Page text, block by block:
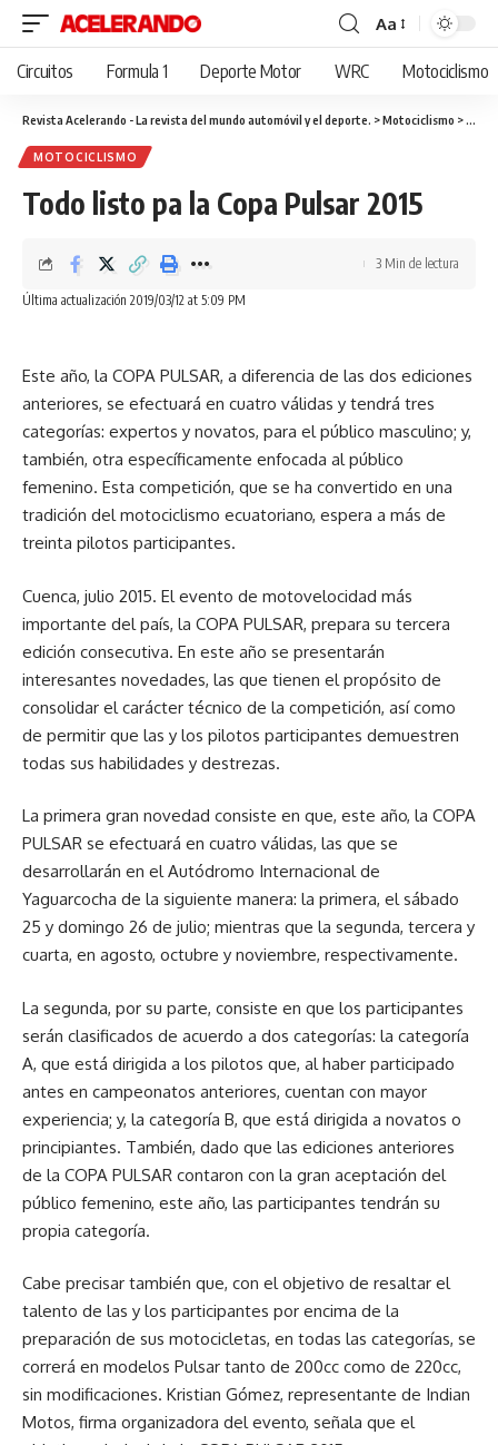
Cambiar
tamaño
fuente
Aa
Circuitos Formula 1 Deporte Motor WRC Motociclismo
Revista Acelerando - La revista del mundo automóvil y el deporte. >Motociclismo > Todo
MOTOCICLISMO
Todo listo pa la Copa Pulsar 2015
Última actualización 2019/03/12 at 5:09 PM
3 Min de lectura
Este año, la COPA PULSAR, a diferencia de las dos ediciones
anteriores, se efectuará en cuatro válidas y tendrá tres
categorías: expertos y novatos, para el público masculino; y,
también, otra específicamente enfocada al público
femenino. Esta competición, que se ha convertido en una
tradición del motociclismo ecuatoriano, espera a más de
treinta pilotos participantes.
Cuenca, julio 2015. El evento de motovelocidad más
importante del país, la COPA PULSAR, prepara su tercera
edición consecutiva. En este año se presentarán
interesantes novedades, las que tienen el propósito de
consolidar el carácter técnico de la competición, así como
de permitir que las y los pilotos participantes demuestren
todas sus habilidades y destrezas.
La primera gran novedad consiste en que, este año, la COPA
PULSAR se efectuará en cuatro válidas, las que se
desarrollarán en el Autódromo Internacional de
Yaguarcocha de la siguiente manera: la primera, el sábado
25 y domingo 26 de julio; mientras que la segunda, tercera y
cuarta, en agosto, octubre y noviembre, respectivamente.
La segunda, por su parte, consiste en que los participantes
serán clasificados de acuerdo a dos categorías: la categoría
A, que está dirigida a los pilotos que, al haber participado
antes en campeonatos anteriores, cuentan con mayor
experiencia; y, la categoría B, que está dirigida a novatos o
principiantes. También, dado que las ediciones anteriores
de la COPA PULSAR contaron con la gran aceptación del
público femenino, este año, las participantes tendrán su
propia categoría.
Cabe precisar también que, con el objetivo de resaltar el
talento de las y los participantes por encima de la
preparación de sus motocicletas, en todas las categorías, se
correrá en modelos Pulsar tanto de 200cc como de 220cc,
sin modificaciones. Kristian Gómez, representante de Indian
Motos, firma organizadora del evento, señala que el